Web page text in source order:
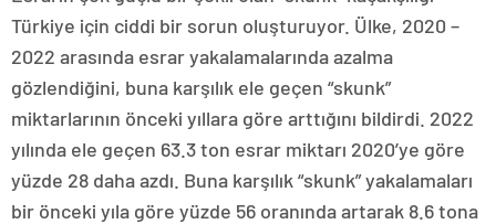
Türkiye için ciddi bir sorun oluşturuyor. Ülke, 2020 –
2022 arasında esrar yakalamalarında azalma
gözlendiğini, buna karşılık ele geçen “skunk”
miktarlarının önceki yıllara göre arttığını bildirdi. 2022
yılında ele geçen 63.3 ton esrar miktarı 2020’ye göre
yüzde 28 daha azdı. Buna karşılık “skunk” yakalamaları
bir önceki yıla göre yüzde 56 oranında artarak 8.6 tona